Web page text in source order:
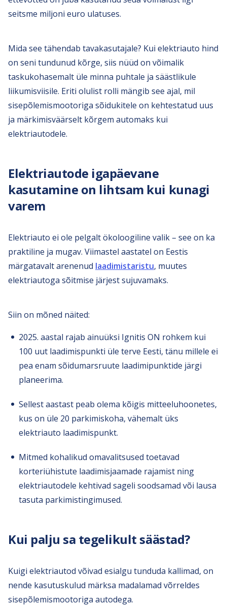
seitsme miljoni euro ulatuses.
Mida see tähendab tavakasutajale? Kui elektriauto hind
on seni tundunud kõrge, siis nüüd on võimalik
taskukohasemalt üle minna puhtale ja säästlikule
liikumisviisile. Eriti olulist rolli mängib see ajal, mil
sisepõlemismootoriga sõidukitele on kehtestatud uus
ja märkimisväärselt kõrgem automaks kui
elektriautodele.
Elektriautode igapäevane
kasutamine on lihtsam kui kunagi
varem
Elektriauto ei ole pelgalt ökoloogiline valik – see on ka
praktiline ja mugav. Viimastel aastatel on Eestis
märgatavalt arenenud laadimistaristu, muutes
elektriautoga sõitmise järjest sujuvamaks.
Siin on mõned näited:
2025. aastal rajab ainuüksi Ignitis ON rohkem kui
100 uut laadimispunkti üle terve Eesti, tänu millele ei
pea enam sõidumarsruute laadimipunktide järgi
planeerima.
Sellest aastast peab olema kõigis mitteeluhoonetes,
kus on üle 20 parkimiskoha, vähemalt üks
elektriauto laadimispunkt.
Mitmed kohalikud omavalitsused toetavad
korteriühistute laadimisjaamade rajamist ning
elektriautodele kehtivad sageli soodsamad või lausa
tasuta parkimistingimused.
Kui palju sa tegelikult säästad?
Kuigi elektriautod võivad esialgu tunduda kallimad, on
nende kasutuskulud märksa madalamad võrreldes
sisepõlemismootoriga autodega.